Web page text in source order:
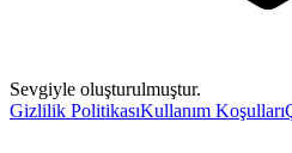
Sevgiyle oluşturulmuştur.
Gizlilik PolitikasıKullanım Koşulları